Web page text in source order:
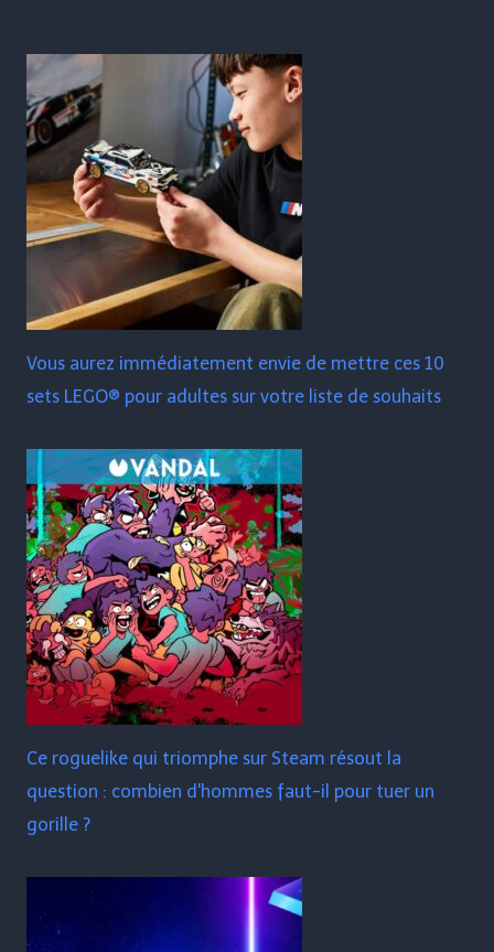
Vous aurez immédiatement envie de mettre ces 10
sets LEGO® pour adultes sur votre liste de souhaits
Ce roguelike qui triomphe sur Steam résout la
question : combien d'hommes faut-il pour tuer un
gorille ?